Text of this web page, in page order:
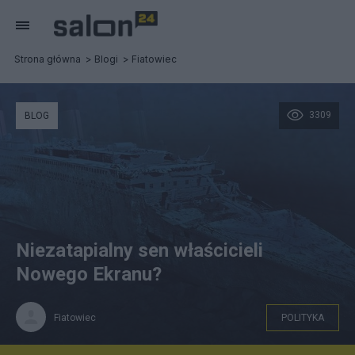
Strona główna Blogi Fiatowiec
3309
BLOG
Niezatapialny sen właścicieli
Nowego Ekranu?
Fiatowiec POLITYKA